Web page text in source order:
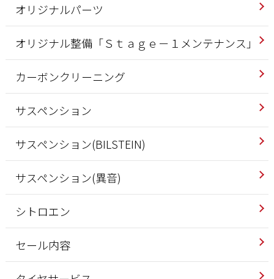
オリジナルパーツ
オリジナル整備「Ｓｔａｇｅ－１メンテナンス」
カーボンクリーニング
サスペンション
サスペンション(BILSTEIN)
サスペンション(異音)
シトロエン
セール内容